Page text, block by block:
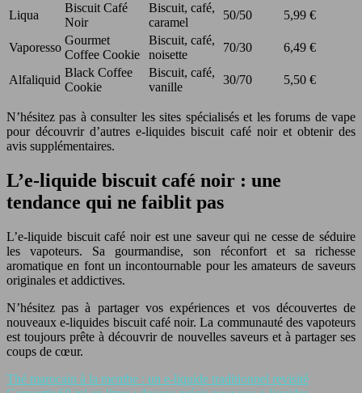
Liqua
Biscuit Café
Noir
Biscuit, café,
caramel
50/50 5,99 €
Vaporesso
Gourmet
Coffee Cookie
Biscuit, café,
noisette
70/30 6,49 €
Alfaliquid
Black Coffee
Cookie
Biscuit, café,
vanille
30/70 5,50 €
N’hésitez pas à consulter les sites spécialisés et les forums de vape
pour découvrir d’autres e-liquides biscuit café noir et obtenir des
avis supplémentaires.
L’e-liquide biscuit café noir : une
tendance qui ne faiblit pas
L’e-liquide biscuit café noir est une saveur qui ne cesse de séduire
les vapoteurs. Sa gourmandise, son réconfort et sa richesse
aromatique en font un incontournable pour les amateurs de saveurs
originales et addictives.
N’hésitez pas à partager vos expériences et vos découvertes de
nouveaux e-liquides biscuit café noir. La communauté des vapoteurs
est toujours prête à découvrir de nouvelles saveurs et à partager ses
coups de cœur.
Thé marocain à la menthe : un e-liquide traditionnel revisité